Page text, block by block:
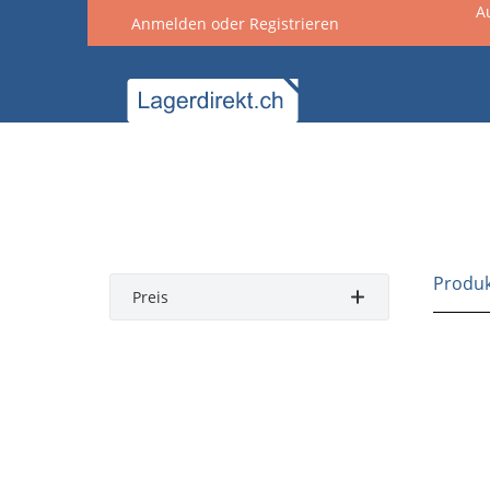
Zur Hauptnavigation springen
Anmelden oder Registrieren
Preis